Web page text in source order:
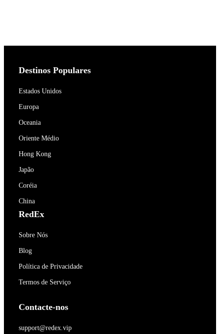
Destinos Populares
Estados Unidos
Europa
Oceania
Oriente Médio
Hong Kong
Japão
Coréia
China
RedEx
Sobre Nós
Blog
Política de Privacidade
Termos de Serviço
Contacte-nos
support@redex.vip